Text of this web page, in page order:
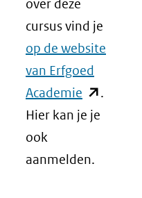
over deze
cursus vind je
op de website
van Erfgoed
Academie (opent
in
venster)
.
Hier kan je je
ook
aanmelden.